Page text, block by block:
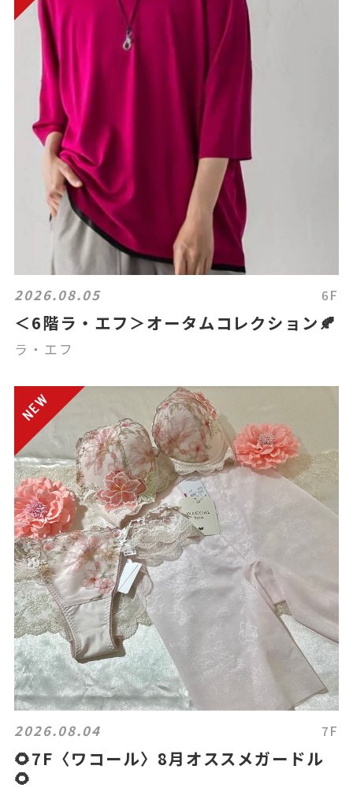
2026.08.05 6F
＜6階ラ・エフ＞オータムコレクション🍂
ラ・エフ
2026.08.04 7F
🌻7F〈ワコール〉8月オススメガードル
🌻